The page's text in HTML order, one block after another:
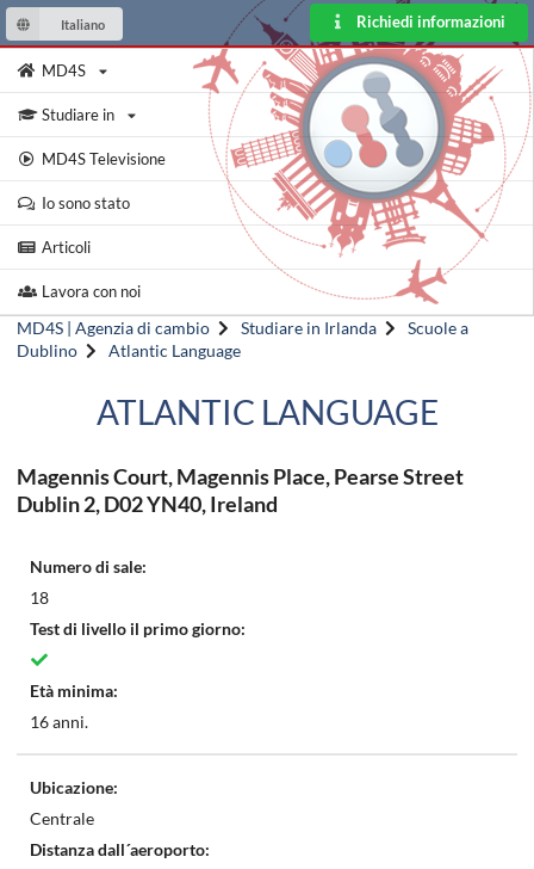
Italiano Richiedi informazioni
MD4S
Studiare in
MD4S Televisione
Io sono stato
Articoli
Lavora con noi
MD4S | Agenzia di cambio Studiare in Irlanda
Scuole a
Dublino
Atlantic Language
ATLANTIC LANGUAGE
Magennis Court, Magennis Place, Pearse Street
Dublin 2, D02 YN40, Ireland
Numero di sale:
18
Test di livello il primo giorno:
Età minima:
16 anni.
Ubicazione:
Centrale
Distanza dall´aeroporto: